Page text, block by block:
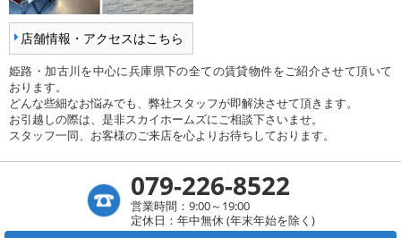
店舗情報・アクセスはこちら
姫路・加古川を中心に兵庫県下の全ての賃貸物件をご紹介させて頂いて
おります。
どんな些細なお悩みでも、弊社スタッフが即解決させて頂きます。
お引越しの際は、是非スカイホームズにご相談下さいませ。
スタッフ一同、お客様のご来店を心よりお待ちしております。
079-226-8522
営業時間：9:00～19:00
定休日：年中無休 (年末年始を除く)